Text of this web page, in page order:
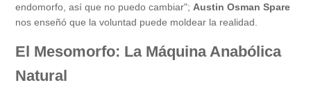
endomorfo, así que no puedo cambiar"; Austin Osman Spare
nos enseñó que la voluntad puede moldear la realidad.
El Mesomorfo: La Máquina Anabólica
Natural